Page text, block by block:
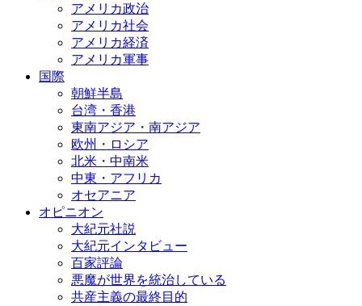
アメリカ政治
アメリカ社会
アメリカ経済
アメリカ軍事
国際
朝鮮半島
台湾・香港
東南アジア・南アジア
欧州・ロシア
北米・中南米
中東・アフリカ
オセアニア
オピニオン
大紀元社説
大紀元インタビュー
百家評論
悪魔が世界を統治している
共産主義の最終目的